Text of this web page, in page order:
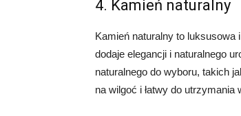
4. Kamień naturalny
Kamień naturalny to luksusowa
dodaje elegancji i naturalnego
naturalnego do wyboru, takich
na wilgoć i łatwy do utrzymania